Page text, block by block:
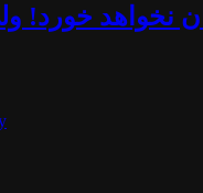
نخواهد خورد!